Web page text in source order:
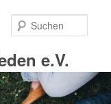
e.V.